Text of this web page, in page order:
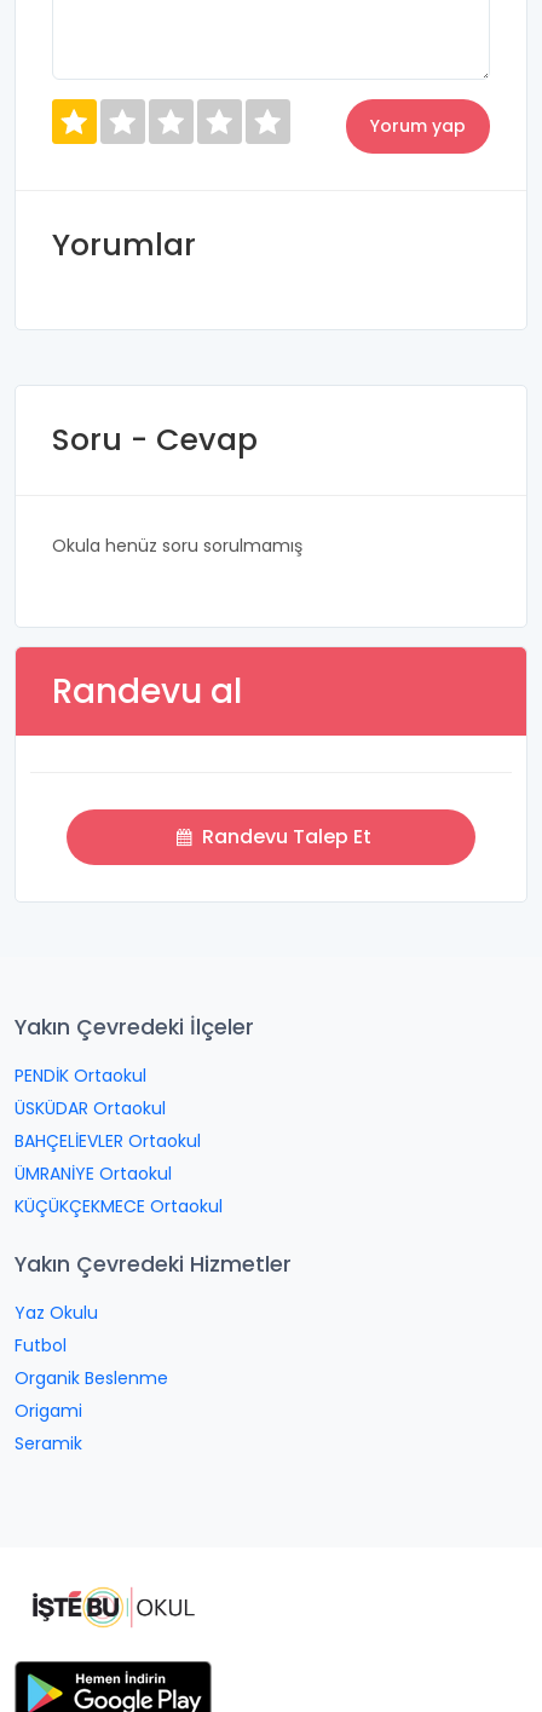
Yorumlar
Soru - Cevap
Okula henüz soru sorulmamış
Randevu al
Randevu Talep Et
Yakın Çevredeki İlçeler
PENDİK Ortaokul
ÜSKÜDAR Ortaokul
BAHÇELİEVLER Ortaokul
ÜMRANİYE Ortaokul
KÜÇÜKÇEKMECE Ortaokul
Yakın Çevredeki Hizmetler
Yaz Okulu
Futbol
Organik Beslenme
Origami
Seramik